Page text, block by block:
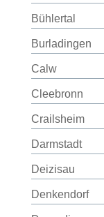
Bühlertal
Burladingen
Calw
Cleebronn
Crailsheim
Darmstadt
Deizisau
Denkendorf